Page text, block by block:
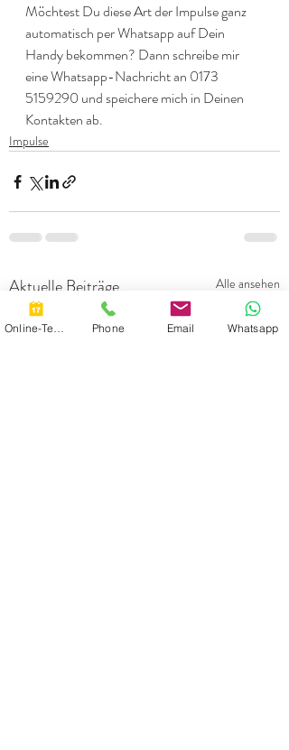
Möchtest Du diese Art der Impulse ganz
automatisch per Whatsapp auf Dein
Handy bekommen? Dann schreibe mir
eine Whatsapp-Nachricht an 0173
5159290 und speichere mich in Deinen
Kontakten ab.
Impulse
Aktuelle Beiträge Alle ansehen
Phone Email Whatsapp